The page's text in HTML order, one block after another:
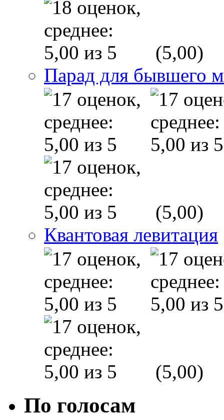
(5,00)
Парад для бывшего
(5,00)
Квантовая левитация
(5,00)
По голосам